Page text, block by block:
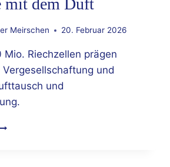
Meirschen 20. Februar 2026
Mio. Riechzellen prägen
und
und